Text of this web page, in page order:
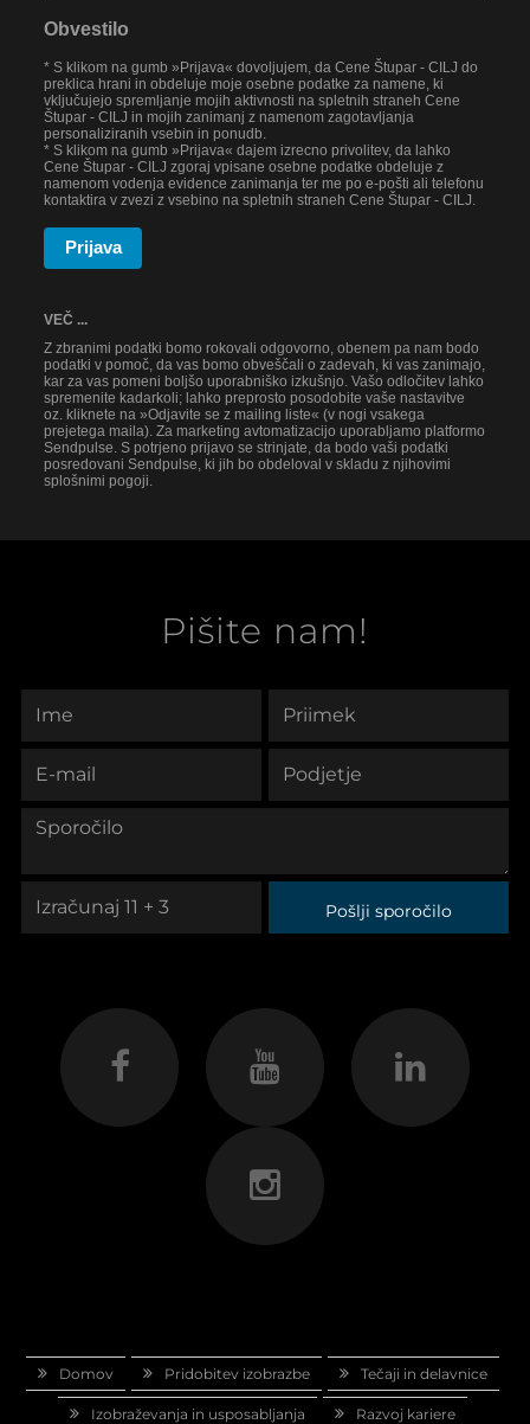
Obvestilo
* S klikom na gumb »Prijava« dovoljujem, da Cene Štupar - CILJ do
preklica hrani in obdeluje moje osebne podatke za namene, ki
vključujejo spremljanje mojih aktivnosti na spletnih straneh Cene
Štupar - CILJ in mojih zanimanj z namenom zagotavljanja
personaliziranih vsebin in ponudb.
* S klikom na gumb »Prijava« dajem izrecno privolitev, da lahko
Cene Štupar - CILJ zgoraj vpisane osebne podatke obdeluje z
namenom vodenja evidence zanimanja ter me po e-pošti ali telefonu
kontaktira v zvezi z vsebino na spletnih straneh Cene Štupar - CILJ.
Prijava
VEČ ...
Z zbranimi podatki bomo rokovali odgovorno, obenem pa nam bodo
podatki v pomoč, da vas bomo obveščali o zadevah, ki vas zanimajo,
kar za vas pomeni boljšo uporabniško izkušnjo. Vašo odločitev lahko
spremenite kadarkoli; lahko preprosto posodobite vaše nastavitve
oz. kliknete na »Odjavite se z mailing liste« (v nogi vsakega
prejetega maila). Za marketing avtomatizacijo uporabljamo platformo
Sendpulse. S potrjeno prijavo se strinjate, da bodo vaši podatki
posredovani Sendpulse, ki jih bo obdeloval v skladu z njihovimi
splošnimi pogoji.
Pišite nam!
Pošlji sporočilo
Domov Pridobitev izobrazbe Tečaji in delavnice
Izobraževanja in usposabljanja Razvoj kariere